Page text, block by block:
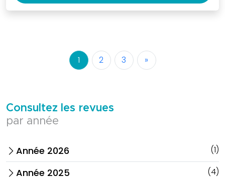
1 2 3 »
Consultez les revues
par année
arrow_forward_ios Année 2026 (1)
arrow_forward_ios Année 2025 (4)